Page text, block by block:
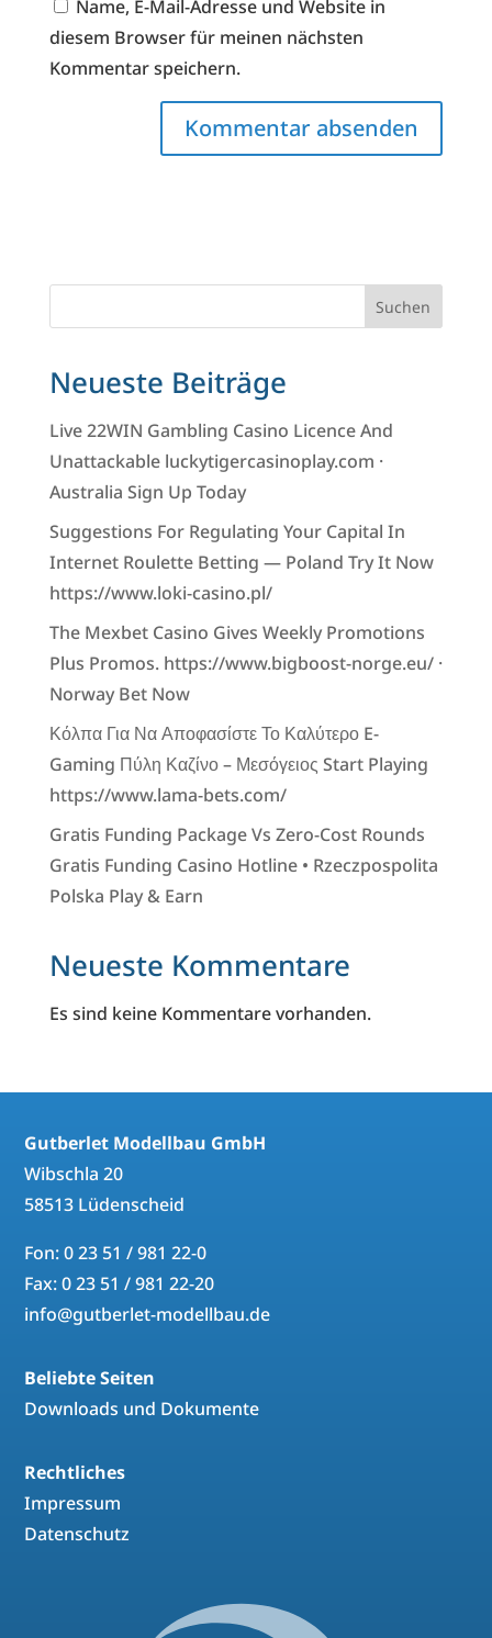
Name, E-Mail-Adresse und Website in
diesem Browser für meinen nächsten
Kommentar speichern.
Suchen
Neueste Beiträge
Live 22WIN Gambling Casino Licence And
Unattackable luckytigercasinoplay.com ·
Australia Sign Up Today
Suggestions For Regulating Your Capital In
Internet Roulette Betting — Poland Try It Now
https://www.loki-casino.pl/
The Mexbet Casino Gives Weekly Promotions
Plus Promos. https://www.bigboost-norge.eu/ ·
Norway Bet Now
Κόλπα Για Να Αποφασίστε Το Καλύτερο E-
Gaming Πύλη Καζίνο – Μεσόγειος Start Playing
https://www.lama-bets.com/
Gratis Funding Package Vs Zero-Cost Rounds
Gratis Funding Casino Hotline • Rzeczpospolita
Polska Play & Earn
Neueste Kommentare
Es sind keine Kommentare vorhanden.
Gutberlet Modellbau GmbH
Wibschla 20
58513 Lüdenscheid
Fon: 0 23 51 / 981 22-0
Fax: 0 23 51 / 981 22-20
info@gutberlet-modellbau.de
Beliebte Seiten
Downloads und Dokumente
Rechtliches
Impressum
Datenschutz